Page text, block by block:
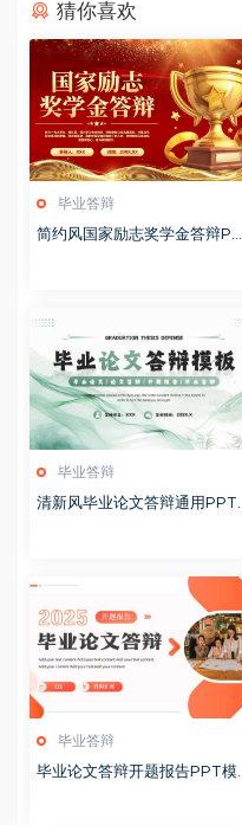
猜你喜欢
毕业答辩
简约风国家励志奖学金答辩PP
毕业答辩
清新风毕业论文答辩通用PPT
毕业答辩
毕业论文答辩开题报告PPT模